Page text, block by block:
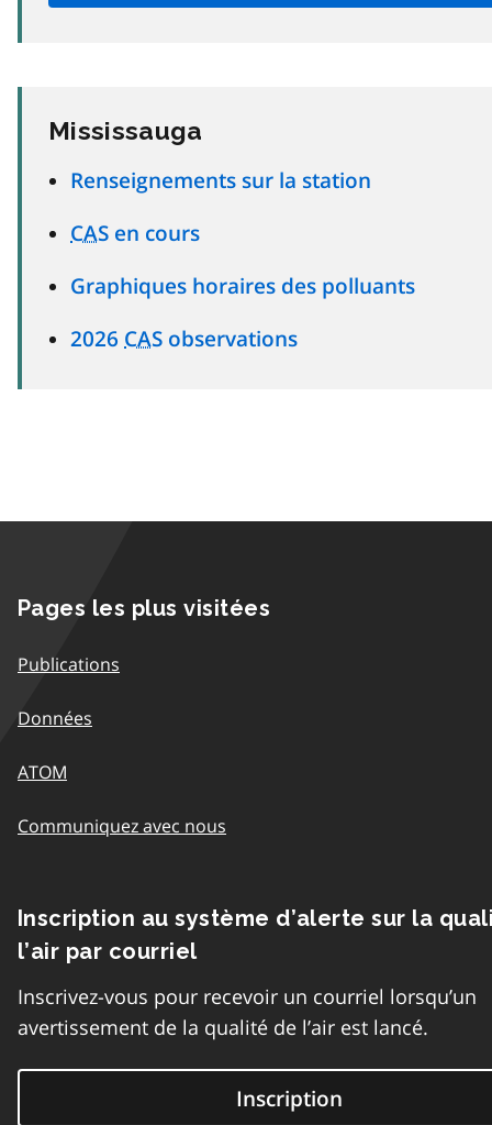
Mississauga
Renseignements sur la station
CAS en cours
Graphiques horaires des polluants
2026 CAS observations
Pages les plus visitées
Publications
Données
ATOM
Communiquez avec nous
Inscription au système d’alerte sur la
l’air par courriel
Inscrivez-vous pour recevoir un courriel lorsqu’un
avertissement de la qualité de l’air est lancé.
Inscription